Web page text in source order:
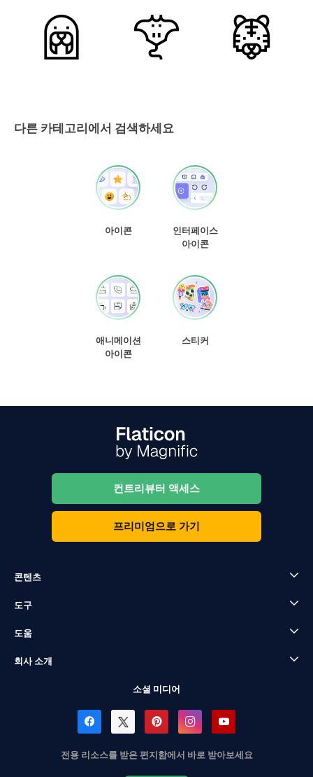
다른 카테고리에서 검색하세요
아이콘
인터페이스
아이콘
애니메이션
아이콘
스티커
컨트리뷰터 액세스
프리미엄으로 가기
콘텐츠
도구
도움
회사 소개
소셜 미디어
전용 리소스를 받은 편지함에서 바로 받아보세요